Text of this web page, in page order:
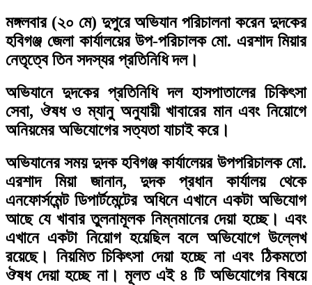
মঙ্গলবার (২০ মে) দুপুরে অভিযান পরিচালনা করেন দুদকের
হবিগঞ্জ জেলা কার্যালয়ের উপ-পরিচালক মো. এরশাদ মিয়ার
নেতৃত্বে তিন সদস্যর প্রতিনিধি দল।
অভিযানে দুদকের প্রতিনিধি দল হাসপাতালের চিকিৎসা
সেবা, ঔষধ ও ম্যানু অনুযায়ী খাবারের মান এবং নিয়োগে
অনিয়মের অভিযোগের সত্যতা যাচাই করে।
অভিযানের সময় দুদক হবিগঞ্জ কার্যালেয়র উপপরিচালক মো.
এরশাদ মিয়া জানান, দুদক প্রধান কার্যালয় থেকে
এনফোর্সমেন্ট ডিপার্টমেন্টের অধিনে এখানে একটা অভিযোগ
আছে যে খাবার তুলনামূলক নিম্নমানের দেয়া হচ্ছে। এবং
এখানে একটা নিয়োগ হয়েছিল বলে অভিযোগে উল্লেখ
রয়েছে। নিয়মিত চিকিৎসা দেয়া হচ্ছে না এবং ঠিকমতো
ঔষধ দেয়া হচ্ছে না। মূলত এই ৪ টি অভিযোগের বিষয়ে